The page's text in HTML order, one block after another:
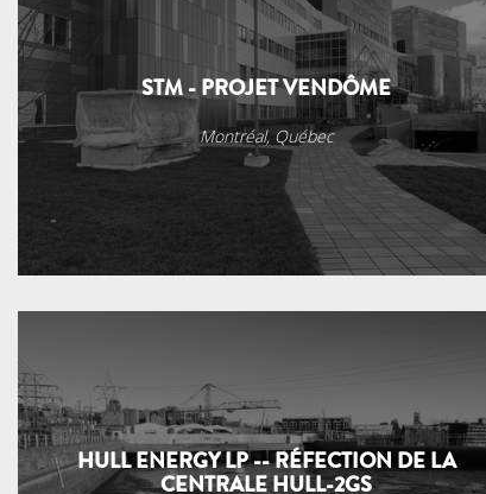
STM - PROJET VENDÔME
Montréal, Québec
HULL ENERGY LP -- RÉFECTION DE LA
CENTRALE HULL-2GS